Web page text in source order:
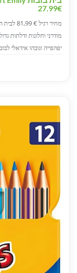
27.99€
מודרני וחלונות ודלתות
יפהפייה וגובהו אידאלי לבובות